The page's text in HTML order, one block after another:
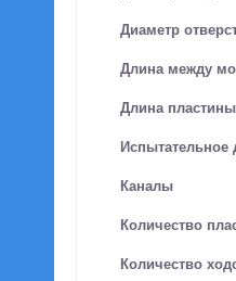
Диаметр
Длина между
Длина
Испытательное
Каналы
Количество
Количество